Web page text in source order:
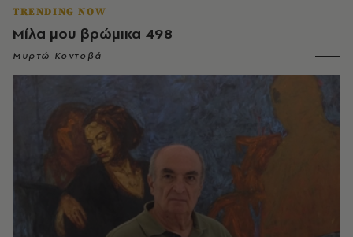
TRENDING NOW
Μίλα μου βρώμικα 498
Μυρτώ Κοντοβά